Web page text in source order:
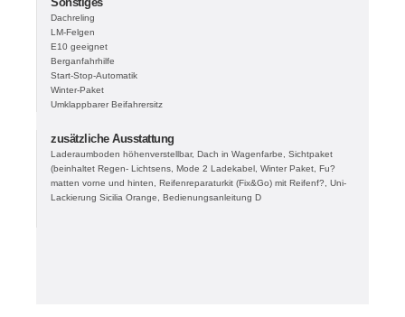
Dachreling
LM-Felgen
E10 geeignet
Berganfahrhilfe
Start-Stop-Automatik
Winter-Paket
Umklappbarer Beifahrersitz
zusätzliche Ausstattung
Laderaumboden höhenverstellbar, Dach in Wagenfarbe, Sichtpaket
(beinhaltet Regen- Lichtsens, Mode 2 Ladekabel, Winter Paket, Fu?
matten vorne und hinten, Reifenreparaturkit (Fix&Go) mit Reifenf?, Uni-
Lackierung Sicilia Orange, Bedienungsanleitung D